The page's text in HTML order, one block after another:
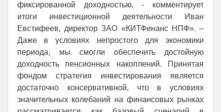
фиксированной доходностью, - комментирует
итоги инвестиционной деятельности Иван
Евстифеев, директор ЗАО «КИТФинанс НПФ». –
Даже в условиях непростого для экономики
периода, мы смогли обеспечить достойную
доходность пенсионных накоплений. Принятая
фондом стратегия инвестирования является
достаточно консервативной, что в условиях
значительных колебаний на финансовых рынках